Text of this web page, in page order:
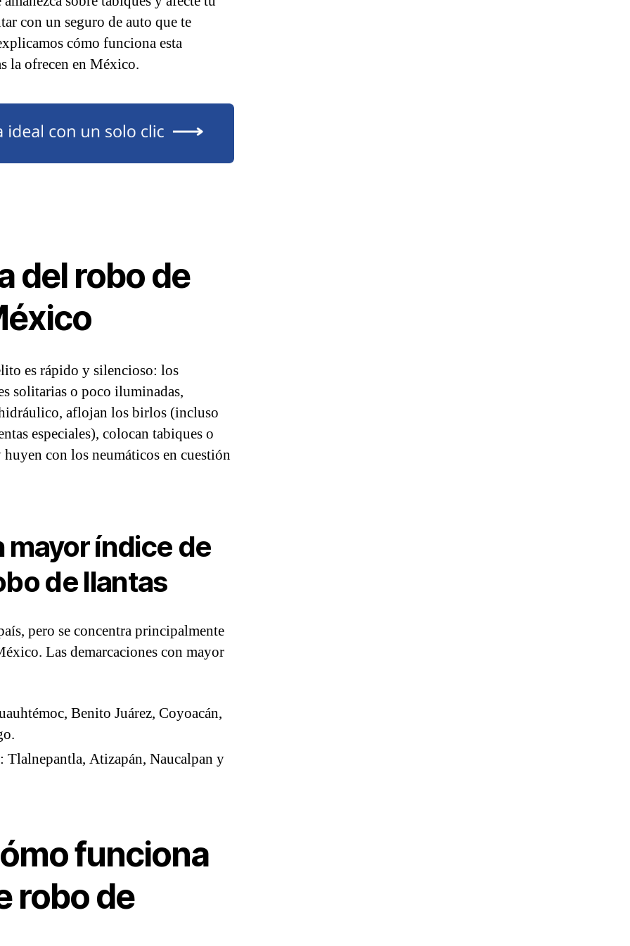
con un seguro de auto que te
cómo funciona esta
la ofrecen en México.
del robo de
es rápido y silencioso: los
solitarias o poco iluminadas,
aflojan los birlos (incluso
especiales), colocan tabiques o
con los neumáticos en cuestión
mayor índice de
de llantas
pero se concentra principalmente
Las demarcaciones con mayor
Benito Juárez, Coyoacán,
Atizapán, Naucalpan y
funciona
robo de